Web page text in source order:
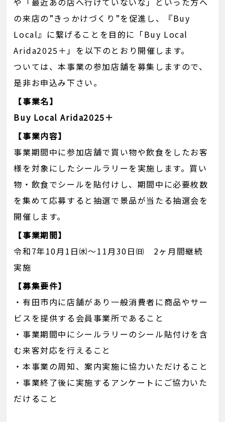
の来店の”きっかけづくり”を促進し、『Buy
Local』に繋げることを目的に「Buy Local
Arida2025＋」を以下のとおり開催します。
ついては、本事業の参加店舗を募集しますので、
是非お申込み下さい。
【事業名】
Buy Local Arida2025＋
【事業内容】
事業期間中に参加店舗で買い物や飲食をしたお客
様を対象にしたシールラリーを実施します。買い
物・飲食でシールを貼付けし、期間中に必要枚数
を集めて応募すると抽選で景品が当たる抽選会を
開催します。
【事業期間】
令和7年10月1日㈬～11月30日㈰ 2ヶ月間継続
実施
【募集要件】
・有田市内に店舗があり一般消費者に商品やサー
ビスを提供する会員事業所であること
・事業期間中にシールラリーのシール貼付けを含
む来客対応を行えること
・本事業の周知、案内実施に協力いただけること
・事業終了後に実施するアンケートにご協力いた
だけること